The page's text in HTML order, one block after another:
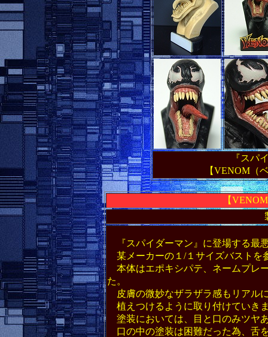
『スパ
【VENOM（
【
『スパイダーマン』に登場する最
某メーカーの１/１サイズバストを
本体はエポキシパテ、ネームプレ
た。
皮膚の微妙なザラザラ感もリアル
植えつけるように取り付けていき
塗装においては、目と口のみツヤ
口の中の塗装は困難だった為、舌